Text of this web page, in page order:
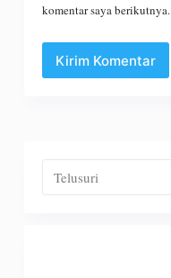
komentar saya berikutnya.
Kirim Komentar